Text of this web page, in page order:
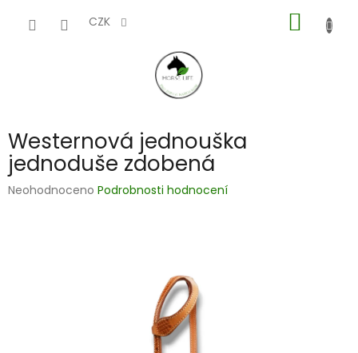
CZK
KOŠÍK
Westernová jednouška
jednoduše zdobená
Průměrné
Neohodnoceno Podrobnosti hodnocení